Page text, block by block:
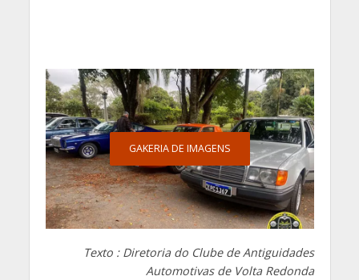
GAKERIA DE IMAGENS
Texto : Diretoria do Clube de Antiguidades
Automotivas de Volta Redonda